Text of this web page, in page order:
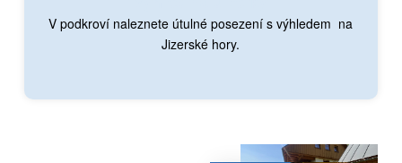
V podkroví naleznete útulné posezení s výhledem na
Jizerské hory.